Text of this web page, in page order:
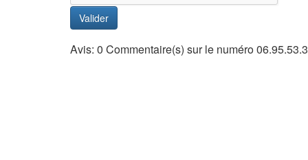
Valider
Avis: 0 Commentaire(s) sur le numéro